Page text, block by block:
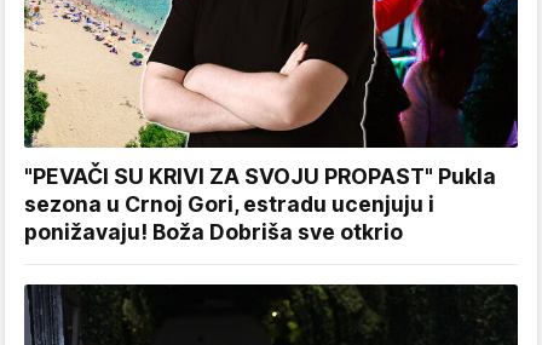
"PEVAČI SU KRIVI ZA SVOJU PROPAST" Pukla
sezona u Crnoj Gori, estradu ucenjuju i
ponižavaju! Boža Dobriša sve otkrio